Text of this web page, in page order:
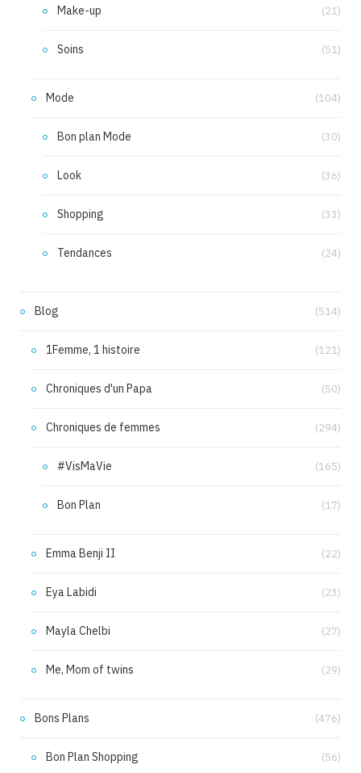
Make-up (21)
Soins (51)
Mode (104)
Bon plan Mode (30)
Look (36)
Shopping (33)
Tendances (24)
Blog (514)
1Femme, 1 histoire (121)
Chroniques d'un Papa (50)
Chroniques de femmes (294)
#VisMaVie (165)
Bon Plan (17)
Emma Benji II (22)
Eya Labidi (23)
Mayla Chelbi (27)
Me, Mom of twins (29)
Bons Plans (476)
Bon Plan Shopping (56)